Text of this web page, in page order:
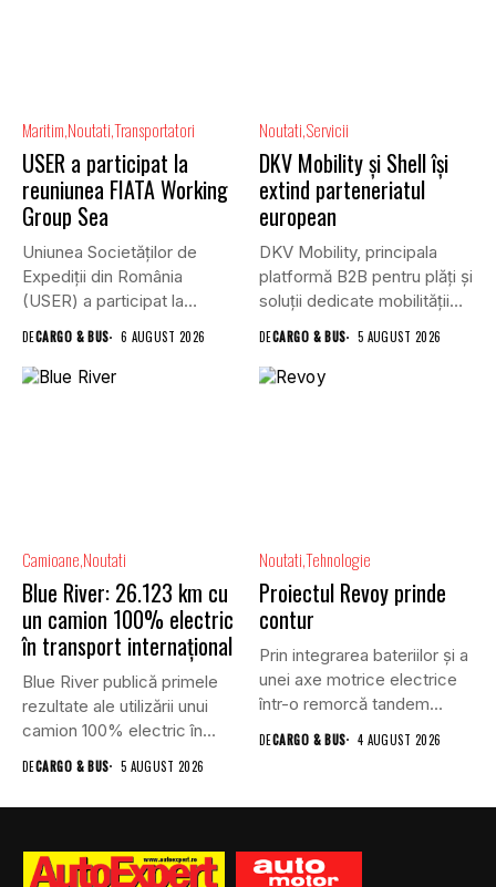
Maritim NoutatiTransportatori
USER a participat la
reuniunea FIATA Working
Group Sea
Uniunea Societăților de
Expediții din România
(USER) a participat la
reuniunea online...
DECARGO & BUS 6 AUGUST 2026
Noutati Servicii
DKV Mobility și Shell își
extind parteneriatul
european
DKV Mobility, principala
platformă B2B pentru plăți și
soluții dedicate mobilității
rutiere,...
DECARGO & BUS 5 AUGUST 2026
Camioane Noutati
Blue River: 26.123 km cu
un camion 100% electric
în transport internațional
Blue River publică primele
rezultate ale utilizării unui
camion 100% electric în...
DECARGO & BUS 5 AUGUST 2026
NoutatiTehnologie
Proiectul Revoy prinde
contur
Prin integrarea bateriilor și a
unei axe motrice electrice
într-o remorcă tandem...
DECARGO & BUS 4 AUGUST 2026